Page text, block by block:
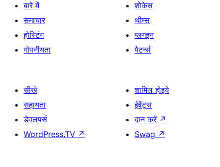
बारे में
समाचार
होस्टिंग
गोपनीयता
शोकेस
थीम्स
प्लगइन
पैटर्न्स
सीखे
सहायता
डेवलपर्स
WordPress.TV ↗
शामिल होइये
ईवेंट्स
दान करें ↗
Swag ↗